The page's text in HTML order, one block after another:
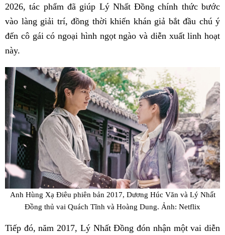
2026, tác phẩm đã giúp Lý Nhất Đồng chính thức bước
vào làng giải trí, đồng thời khiến khán giả bắt đầu chú ý
đến cô gái có ngoại hình ngọt ngào và diễn xuất linh hoạt
này.
Anh Hùng Xạ Điêu phiên bản 2017, Dương Húc Văn và Lý Nhất
Đồng thủ vai Quách Tĩnh và Hoàng Dung. Ảnh: Netflix
Tiếp đó, năm 2017, Lý Nhất Đồng đón nhận một vai diễn